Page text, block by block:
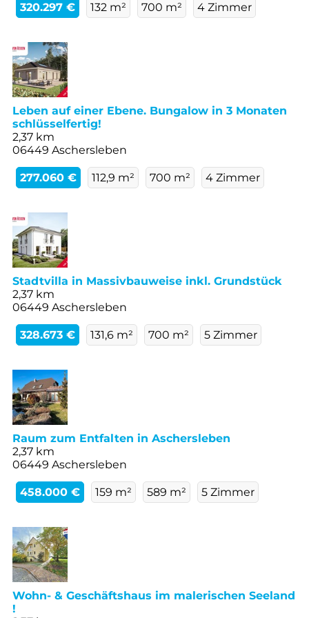
320.297 € 132 m² 700 m² 4 Zimmer
Leben auf einer Ebene. Bungalow in 3 Monaten
schlüsselfertig!
2,37 km
06449 Aschersleben
277.060 € 112,9 m² 700 m² 4 Zimmer
Stadtvilla in Massivbauweise inkl. Grundstück
2,37 km
06449 Aschersleben
328.673 € 131,6 m² 700 m² 5 Zimmer
Raum zum Entfalten in Aschersleben
2,37 km
06449 Aschersleben
458.000 € 159 m² 589 m² 5 Zimmer
Wohn- & Geschäftshaus im malerischen Seeland
!